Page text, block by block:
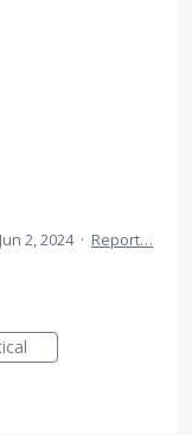
Jun 2, 2024 · Report…